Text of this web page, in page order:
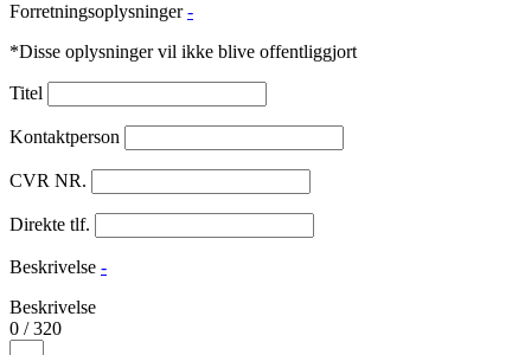
Forretningsoplysninger -
*Disse oplysninger vil ikke blive offentliggjort
Titel
Kontaktperson
CVR NR.
Direkte tlf.
Beskrivelse -
Beskrivelse
0 /320